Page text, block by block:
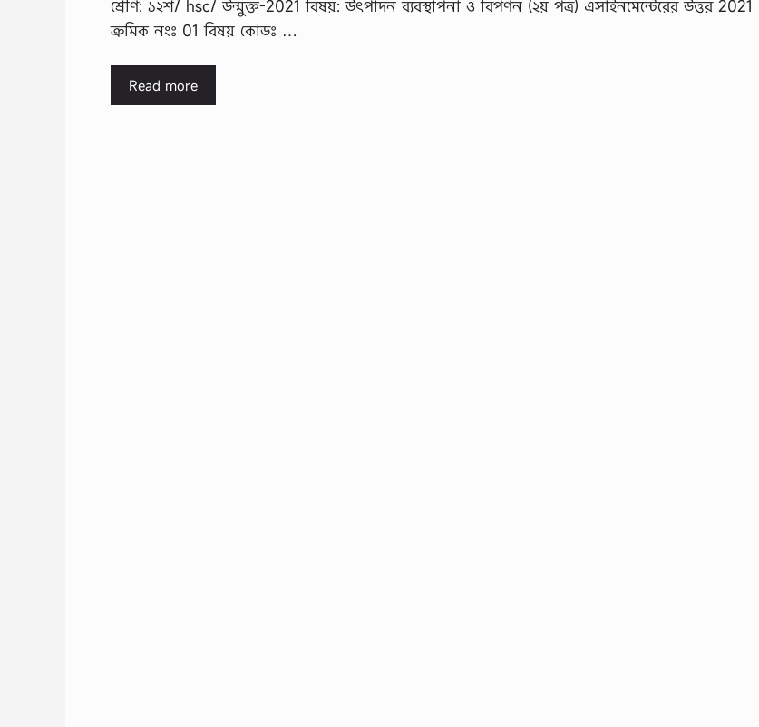
শ্রেণি: ১২শ/ hsc/ উন্মুক্ত-2021 বিষয়: উৎপাদন ব্যবস্থাপনা ও বিপণন (২য় পত্র) এসাইনমেন্টেরের উত্তর 2021
ক্রমিক নংঃ 01 বিষয় কোডঃ …
Read more